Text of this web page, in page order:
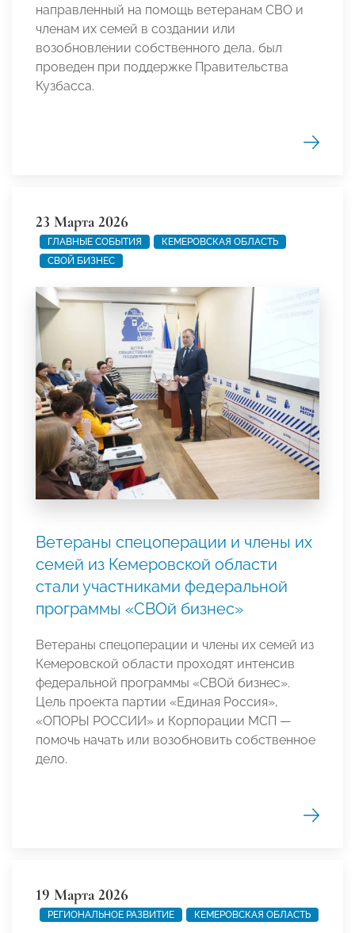
направленный на помощь ветеранам СВО и
членам их семей в создании или
возобновлении собственного дела, был
проведен при поддержке Правительства
Кузбасса.
23 Марта 2026
ГЛАВНЫЕ СОБЫТИЯ
КЕМЕРОВСКАЯ ОБЛАСТЬ
СВОЙ БИЗНЕС
Ветераны спецоперации и члены их
семей из Кемеровской области
стали участниками федеральной
программы «СВОй бизнес»
Ветераны спецоперации и члены их семей из
Кемеровской области проходят интенсив
федеральной программы «СВОй бизнес».
Цель проекта партии «Единая Россия»,
«ОПОРЫ РОССИИ» и Корпорации МСП —
помочь начать или возобновить собственное
дело.
19 Марта 2026
РЕГИОНАЛЬНОЕ РАЗВИТИЕ КЕМЕРОВСКАЯ ОБЛАСТЬ